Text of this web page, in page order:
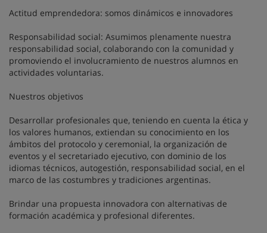
Actitud emprendedora: somos dinámicos e innovadores
Responsabilidad social: Asumimos plenamente nuestra
responsabilidad social, colaborando con la comunidad y
promoviendo el involucramiento de nuestros alumnos en
actividades voluntarias.
Nuestros objetivos
Desarrollar profesionales que, teniendo en cuenta la ética y
los valores humanos, extiendan su conocimiento en los
ámbitos del protocolo y ceremonial, la organización de
eventos y el secretariado ejecutivo, con dominio de los
idiomas técnicos, autogestión, responsabilidad social, en el
marco de las costumbres y tradiciones argentinas.
Brindar una propuesta innovadora con alternativas de
formación académica y profesional diferentes.